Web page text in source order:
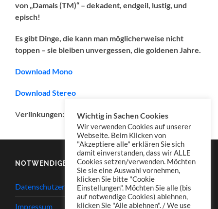
von „Damals (TM)“ – dekadent, endgeil, lustig, und
episch!
Es gibt Dinge, die kann man möglicherweise nicht
toppen – sie bleiben unvergessen, die goldenen Jahre.
Download Mono
Download Stereo
Verlinkungen: Dosenfischer,THOM, Gassipod
NOTWENDIGES
Datenschutzerklärung
Impressum
Wichtig in Sachen Cookies
Wir verwenden Cookies auf unserer
Webseite. Beim Klicken von
"Akzeptiere alle" erklären Sie sich
damit einverstanden, dass wir ALLE
Cookies setzen/verwenden. Möchten
Sie sie eine Auswahl vornehmen,
klicken Sie bitte "Cookie
Einstellungen". Möchten Sie alle (bis
auf notwendige Cookies) ablehnen,
klicken Sie "Alle ablehnen". / We use